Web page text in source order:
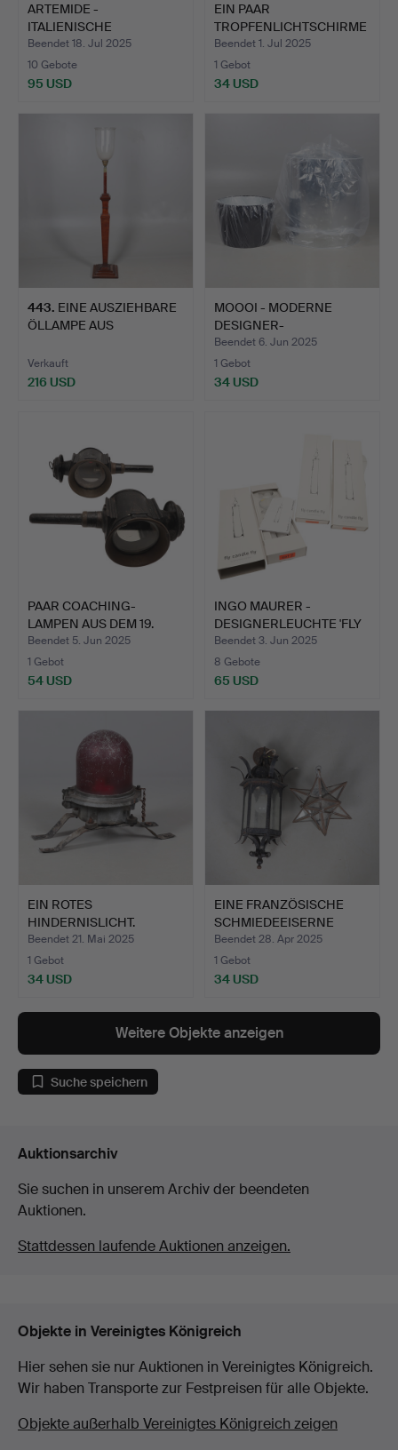
ARTEMIDE -
ITALIENISCHE
DESIGNERBELEUCHTUN
…
Beendet 18. Jul 2025
10 Gebote
95 USD
EIN PAAR
TROPFENLICHTSCHIRME
AUS VERGOLDET…
Beendet 1. Jul 2025
1 Gebot
34 USD
443. EINE AUSZIEHBARE
ÖLLAMPE AUS
Verkauft
216 USD
MOOOI - MODERNE
DESIGNER-
LAMPENSCHIRME.
Beendet 6. Jun 2025
1 Gebot
34 USD
PAAR COACHING-
LAMPEN AUS DEM 19.
JAHRHUNDE…
Beendet 5. Jun 2025
1 Gebot
54 USD
INGO MAURER -
DESIGNERLEUCHTE 'FLY
CANDLE …
Beendet 3. Jun 2025
8 Gebote
65 USD
EIN ROTES
HINDERNISLICHT.
Beendet 21. Mai 2025
1 Gebot
34 USD
EINE FRANZÖSISCHE
SCHMIEDEEISERNE
HALLENLA…
Beendet 28. Apr 2025
1 Gebot
34 USD
Weitere Objekte anzeigen
Suche speichern
Auktionsarchiv
Sie suchen in unserem Archiv der beendeten
Auktionen.
Stattdessen laufende Auktionen anzeigen.
Objekte in Vereinigtes Königreich
Hier sehen sie nur Auktionen in Vereinigtes Königreich.
Wir haben Transporte zur Festpreisen für alle Objekte.
Objekte außerhalb Vereinigtes Königreich zeigen